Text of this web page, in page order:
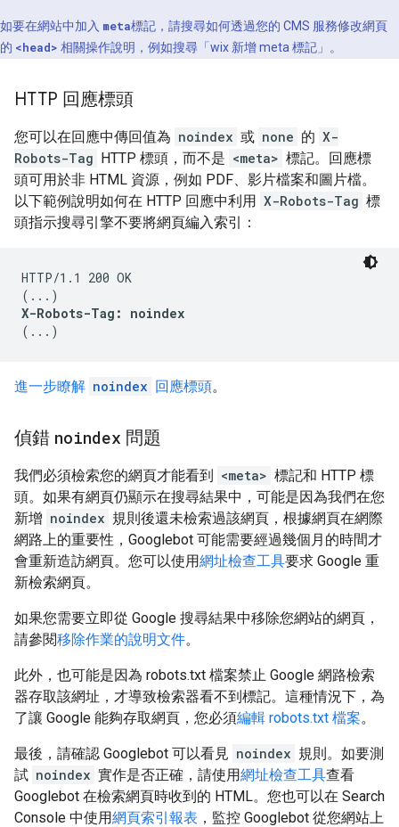
如要在網站中加入 meta標記，請搜尋如何透過您的 CMS 服務修改網頁
的 <head> 相關操作說明，例如搜尋「wix 新增meta 標記」。
HTTP 回應標頭
您可以在回應中傳回值為 noindex 或 none 的 X-
Robots-Tag HTTP 標頭，而不是 <meta> 標記。回應標
頭可用於非 HTML 資源，例如 PDF、影片檔案和圖片檔。
以下範例說明如何在 HTTP 回應中利用 X-Robots-Tag 標
頭指示搜尋引擎不要將網頁編入索引：
HTTP/1.1 200 OK
X-Robots-Tag: noindex
(...)
進一步瞭解 noindex 回應標頭。
偵錯 noindex 問題
我們必須檢索您的網頁才能看到 <meta> 標記和 HTTP 標
頭。如果有網頁仍顯示在搜尋結果中，可能是因為我們在您
新增 noindex 規則後還未檢索過該網頁，根據網頁在網際
網路上的重要性，Googlebot 可能需要經過幾個月的時間才
會重新造訪網頁。您可以使用網址檢查工具要求 Google 重
新檢索網頁。
如果您需要立即從 Google 搜尋結果中移除您網站的網頁，
請參閱移除作業的說明文件。
此外，也可能是因為 robots.txt 檔案禁止 Google 網路檢索
器存取該網址，才導致檢索器看不到標記。這種情況下，為
了讓 Google 能夠存取網頁，您必須編輯 robots.txt 檔案。
最後，請確認 Googlebot 可以看見 noindex 規則。如要測
試 noindex 實作是否正確，請使用網址檢查工具查看
Googlebot 在檢索網頁時收到的 HTML。您也可以在 Search
Console 中使用網頁索引報表 ，監控 Googlebot 從您網站上